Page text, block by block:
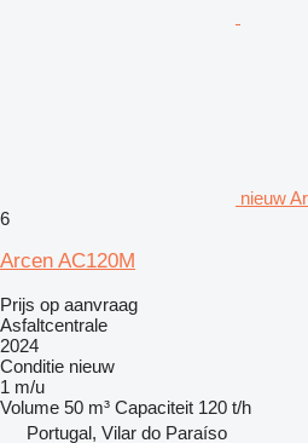
nieuw
6
Arcen AC120M
Prijs op aanvraag
Asfaltcentrale
2024
Conditie nieuw
1 m/u
Volume 50 m³ Capaciteit 120 t/h
Portugal, Vilar do Paraíso